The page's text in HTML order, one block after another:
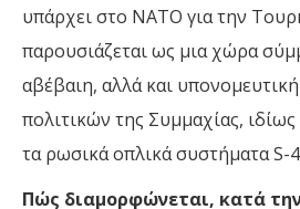
υπάρχει στο ΝΑΤΟ για την
παρουσιάζεται ως μια χώρα
αβέβαιη, αλλά και
πολιτικών της Συμμαχίας,
τα ρωσικά οπλικά συστήματα S-
Πώς διαμορφώνεται, κατά